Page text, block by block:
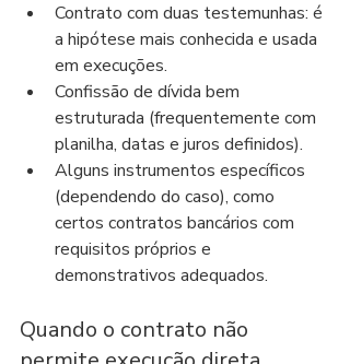
Contrato com duas testemunhas: é
a hipótese mais conhecida e usada
em execuções.
Confissão de dívida bem
estruturada (frequentemente com
planilha, datas e juros definidos).
Alguns instrumentos específicos
(dependendo do caso), como
certos contratos bancários com
requisitos próprios e
demonstrativos adequados.
Quando o contrato não